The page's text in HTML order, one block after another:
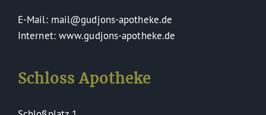
E-Mail: mail@gudjons-apotheke.de
Internet: www.gudjons-apotheke.de
Schloss Apotheke